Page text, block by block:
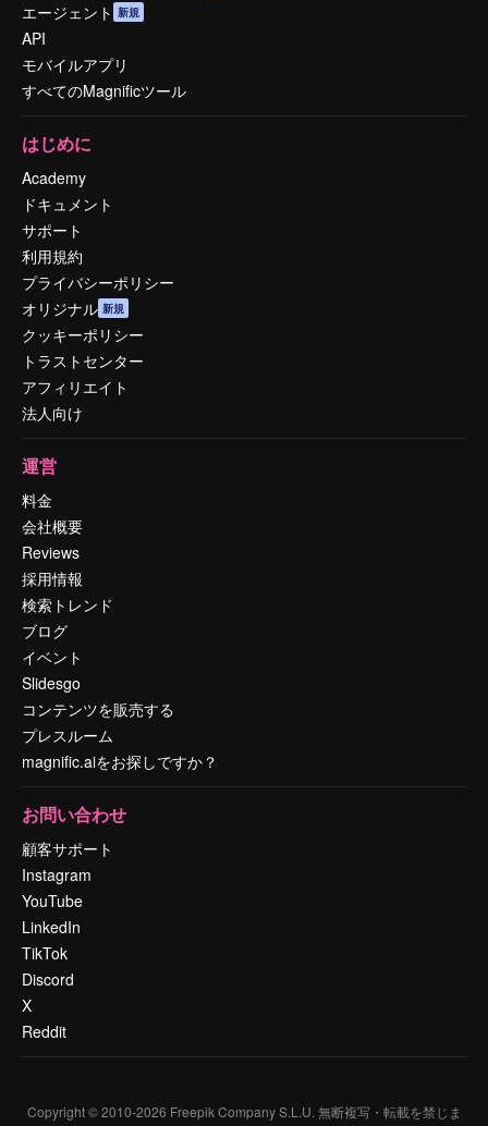
エージェント 新規
API
モバイルアプリ
すべてのMagnificツール
はじめに
Academy
ドキュメント
サポート
利用規約
プライバシーポリシー
オリジナル 新規
クッキーポリシー
トラストセンター
アフィリエイト
法人向け
運営
料金
会社概要
Reviews
採用情報
検索トレンド
ブログ
イベント
Slidesgo
コンテンツを販売する
プレスルーム
magnific.aiをお探しですか？
お問い合わせ
顧客サポート
Instagram
YouTube
LinkedIn
TikTok
Discord
X
Reddit
Copyright © 2010-2026 Freepik Company S.L.U. 無断複写・転載を禁じま